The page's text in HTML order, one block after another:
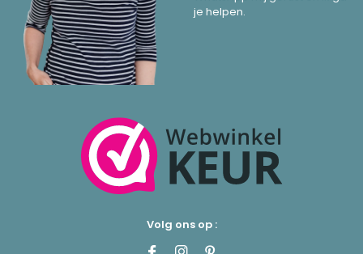
je helpen.
Volg ons op :